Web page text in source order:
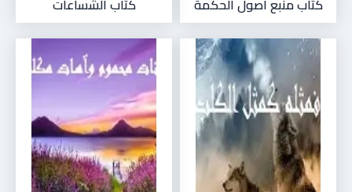
كتاب منبع أصول الحكمة كتاب الشساعات